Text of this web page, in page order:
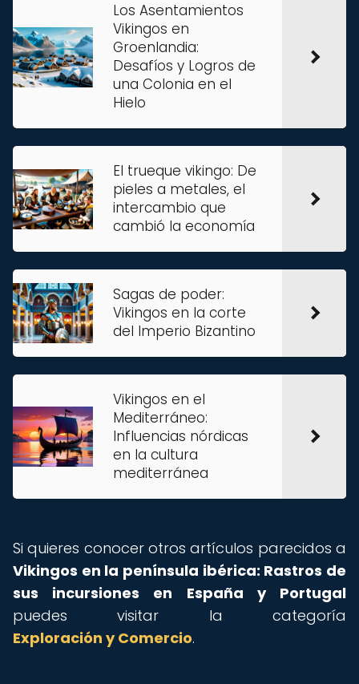
Los Asentamientos
Vikingos en
Groenlandia:
Desafíos y Logros de
una Colonia en el
Hielo
El trueque vikingo: De
pieles a metales, el
intercambio que
cambió la economía
Sagas de poder:
Vikingos en la corte
del Imperio Bizantino
Vikingos en el
Mediterráneo:
Influencias nórdicas
en la cultura
mediterránea
Si quieres conocer otros artículos parecidos a
Vikingos en la península ibérica: Rastros de
sus incursiones en España y Portugal
puedes visitar la categoría
Exploración y Comercio.